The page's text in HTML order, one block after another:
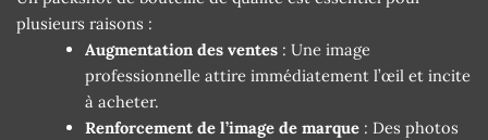
plusieurs raisons :
Augmentation des ventes : Une image
professionnelle attire immédiatement l’œil et incite
à acheter.
Renforcement de l’image de marque : Des photos